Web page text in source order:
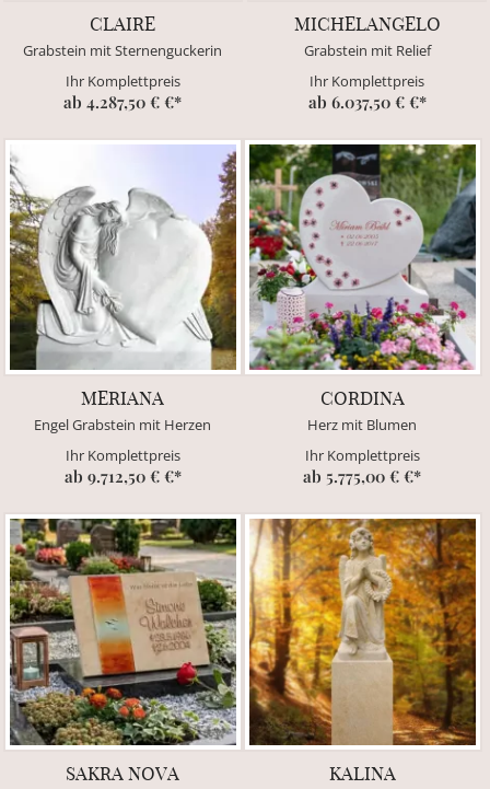
CLAIRE
Grabstein mit Sternenguckerin
Ihr Komplettpreis
ab 4.287,50 € €*
MICHELANGELO
Grabstein mit Relief
Ihr Komplettpreis
ab 6.037,50 € €*
MERIANA
Engel Grabstein mit Herzen
Ihr Komplettpreis
ab 9.712,50 € €*
CORDINA
Herz mit Blumen
Ihr Komplettpreis
ab 5.775,00 € €*
SAKRA NOVA KALINA